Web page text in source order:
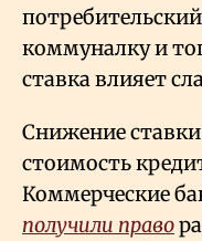
коммуналку и
ставка влияет
Снижение
стоимость
Коммерческие
получили право